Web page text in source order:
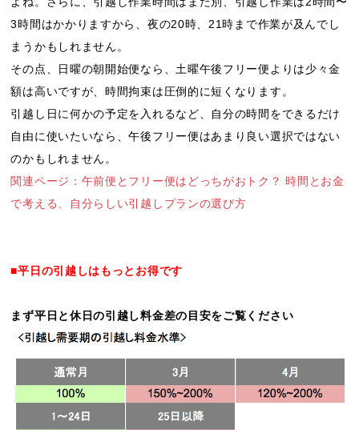
3時間はかかりますから、夜の20時、21時まで作業が及んでし
まうかもしれません。
その点、日曜の朝開始便なら、土曜午後フリー便よりは少々金
額は高いですが、時間拘束は圧倒的に短くなります。
引越し日に何かの予定を入れるなど、自分の時間をできるだけ
自由に使いたいなら、午後フリー便はあまり良い選択ではない
のかもしれません。
関連ページ：午前便とフリー便はどっちがおトク？ 時間とお金
で考える、自分らしい引越しプランの選び方
■平日の引越しはもっとお得です
まず平日と休日の引越し料金差の目安をご覧ください